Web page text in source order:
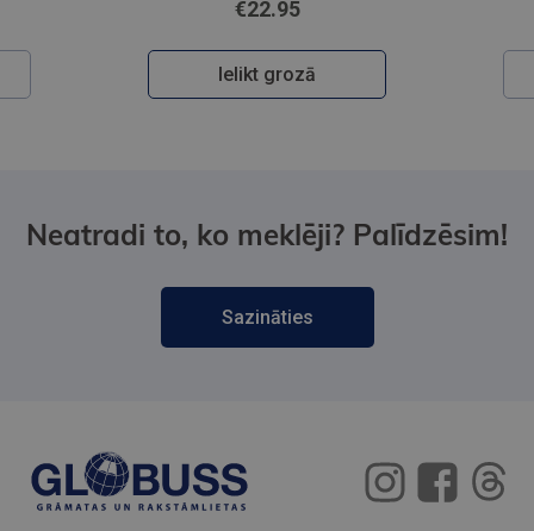
€22.95
Ielikt grozā
Neatradi to, ko meklēji? Palīdzēsim!
Sazināties